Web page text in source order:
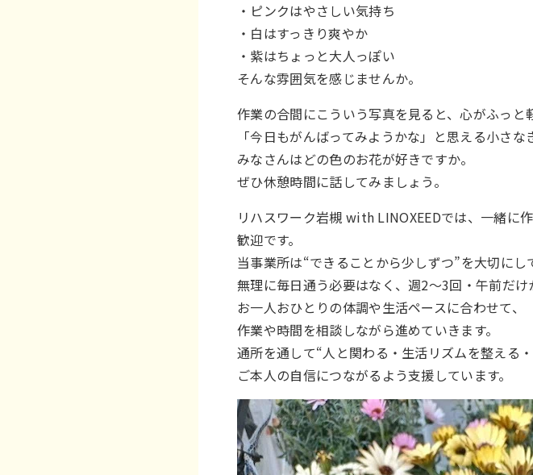
・ピンクはやさしい気持ち
・白はすっきり爽やか
・紫はちょっと大人っぽい
そんな雰囲気を感じませんか。
作業の合間にこういう写真を見ると、心がふっと
「今日もがんばってみようかな」と思える小さな
みなさんはどの色のお花が好きですか。
ぜひ休憩時間に話してみましょう。
リハスワーク岩槻 with LINOXEEDでは、一緒に
歓迎です。
当事業所は“できることから少しずつ”を大切にし
無理に毎日通う必要はなく、週2〜3回・午前だけ
お一人おひとりの体調や生活ペースに合わせて、
作業や時間を相談しながら進めていきます。
通所を通して“人と関わる・生活リズムを整える
ご本人の自信につながるよう支援しています。